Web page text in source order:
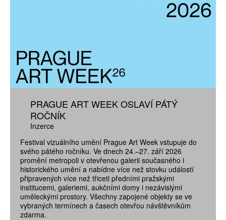
PRAGUE ART WEEK OSLAVÍ PÁTÝ
ROČNÍK
Inzerce
Festival vizuálního umění Prague Art Week vstupuje do
svého pátého ročníku. Ve dnech 24.–27. září 2026
promění metropoli v otevřenou galerii současného i
historického umění a nabídne více než stovku událostí
připravených více než třiceti předními pražskými
institucemi, galeriemi, aukčními domy i nezávislými
uměleckými prostory. Všechny zapojené objekty se ve
vybraných termínech a časech otevřou návštěvníkům
zdarma.